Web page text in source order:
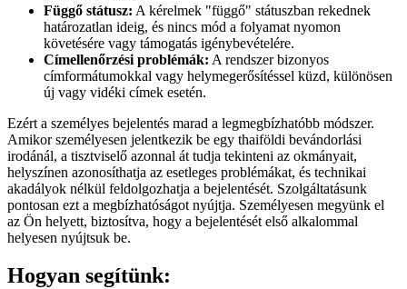
Függő státusz: A kérelmek "függő" státuszban rekednek
határozatlan ideig, és nincs mód a folyamat nyomon
követésére vagy támogatás igénybevételére.
Címellenőrzési problémák: A rendszer bizonyos
címformátumokkal vagy helymegerősítéssel küzd, különösen
új vagy vidéki címek esetén.
Ezért a személyes bejelentés marad a legmegbízhatóbb módszer.
Amikor személyesen jelentkezik be egy thaiföldi bevándorlási
irodánál, a tisztviselő azonnal át tudja tekinteni az okmányait,
helyszínen azonosíthatja az esetleges problémákat, és technikai
akadályok nélkül feldolgozhatja a bejelentését. Szolgáltatásunk
pontosan ezt a megbízhatóságot nyújtja. Személyesen megyünk el
az Ön helyett, biztosítva, hogy a bejelentését első alkalommal
helyesen nyújtsuk be.
Hogyan segítünk: